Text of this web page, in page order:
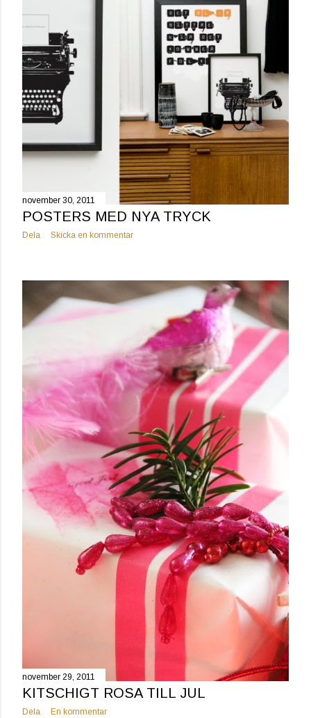
g
november 30, 2011
POSTERS MED NYA TRYCK
Dela Skicka en kommentar
november 29, 2011
KITSCHIGT ROSA TILL JUL
Dela En kommentar